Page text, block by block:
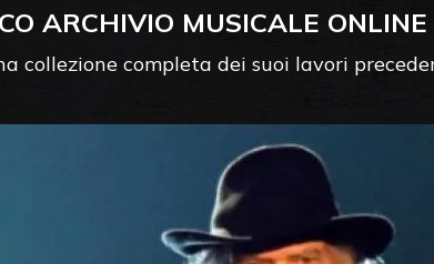
ARCHIVIO MUSICALE ONLINE
collezione completa dei suoi lavori